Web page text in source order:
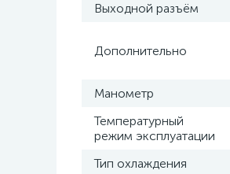
Выходной разъём
Дополнительно
Манометр
Температурный
режим эксплуатации
Тип охлаждения